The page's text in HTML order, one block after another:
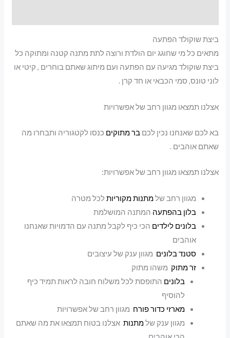
ביצת שוקולד הפתעה
מתאים כל מי שחוגג יום הולדת ורוצה לתת מתנה קטנה ומתוקה כל
ביצת שוקולד מגיעה עם הפתעה ועם מיתוג שאתם בוחרים , קיטי או
לוני טונס, סמי הכבאי או חד קרן .
אצלנו תמצאו מגוון רחב של אפשרויות
בא לכם שאנחנו נכין לכםבר מתוקים כנסו לקטגוריה ותבחרו מה
שאתם אוהבים .
אצלנו תמצאו מגוון רחב של אפשרויות:
מגוון רחב שלמתנות מקוריותלכל מטרה
בלון בהפתעה המתנה המושלמת
בלונים לילדים הכי כיף לקבל מתנה עם הדמויות שאנחנו
אוהבים
סטנד בלונים מגוון ענק של עיצובים
זר מתוק משהו מתוק
בלונים התופסת לכל משלוח חובה לראות תמיד כיף
להוסיף
מארזי כדור פורח מגוון רחב של אפשרויות
מגוון ענק שלמתנות אצלנו בטוח תמצאו את מה שאתם